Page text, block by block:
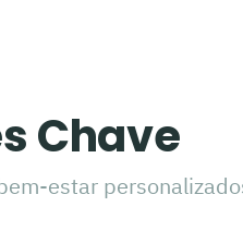
Chave
estar